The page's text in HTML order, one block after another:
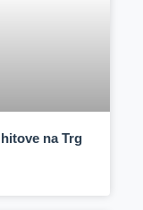
na Trg